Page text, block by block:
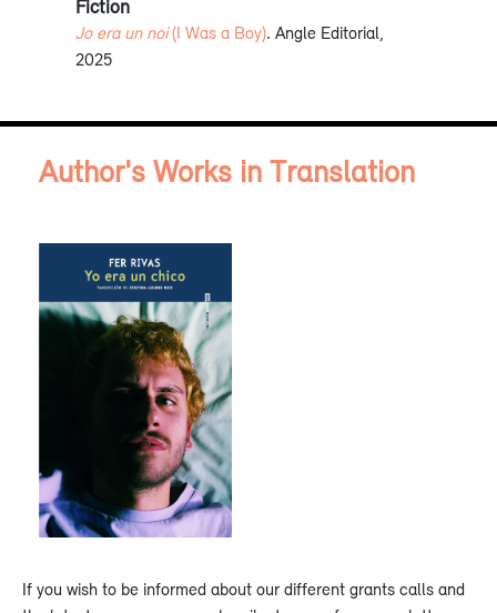
Fiction
Jo era un noi(I Was a Boy). Angle Editorial,
2025
Author's Works in Translation
If you wish to be informed about our different grants calls and